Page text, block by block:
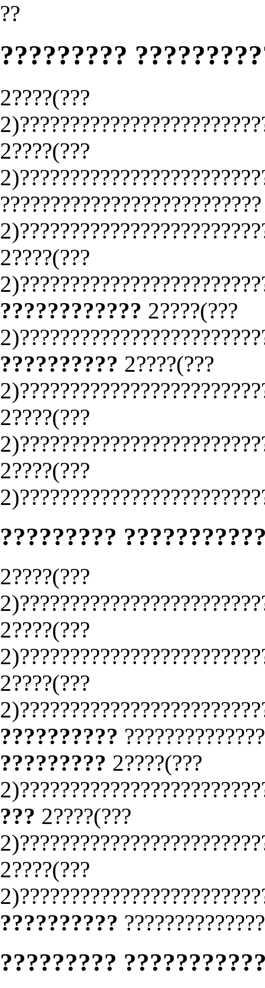
??
?????????
2????(???
2????(???
2????(???
???????????? 2????(???
?????????? 2????(???
2????(???
2????(???
?????????
2????(???
2????(???
2????(???
??????????
????????? 2????(???
??? 2????(???
2????(???
??????????
?????????